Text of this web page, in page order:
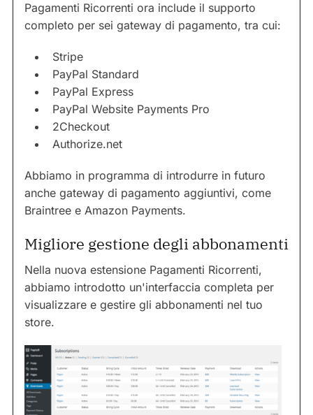
Pagamenti Ricorrenti ora include il supporto
completo per sei gateway di pagamento, tra cui:
Stripe
PayPal Standard
PayPal Express
PayPal Website Payments Pro
2Checkout
Authorize.net
Abbiamo in programma di introdurre in futuro
anche gateway di pagamento aggiuntivi, come
Braintree e Amazon Payments.
Migliore gestione degli abbonamenti
Nella nuova estensione Pagamenti Ricorrenti,
abbiamo introdotto un'interfaccia completa per
visualizzare e gestire gli abbonamenti nel tuo
store.